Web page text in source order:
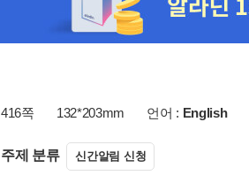
416쪽 132*203mm 언어 : English
주제 분류 신간알림 신청